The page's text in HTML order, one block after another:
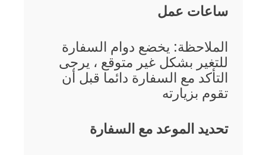
ساعات عمل
الملاحظة: يخضع دوام السفارة
للتغير بشكل غير متوقع ، يرجى
التأكد مع السفارة دائما قبل أن
تقوم بزيارته
تحديد الموعد مع السفارة